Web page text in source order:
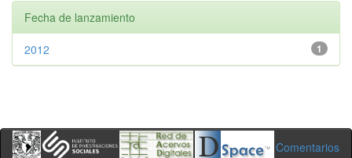
Fecha de lanzamiento
1
2012
Comentarios